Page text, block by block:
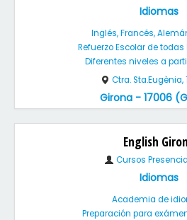
Idiomas
Inglés, Francés,
Refuerzo Escolar de
Diferentes niveles a
Ctra. Sta.Eugènia,
Girona - 17006
English
Cursos
Idiomas
Academia de
Preparación para